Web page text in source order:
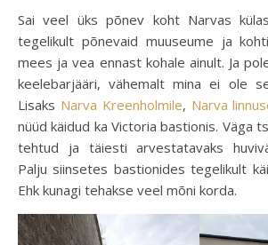
Sai veel üks põnev koht Narvas külastatud. Narvas on
tegelikult põnevaid muuseume ja
mees ja vea ennast kohale ainult. Ja
keelebarjääri, vähemalt mina ei ole
Lisaks Narva Kreenholmile, Narva
nüüd käidud ka Victoria bastionis. Väga
tehtud ja täiesti arvestatavaks
Palju siinsetes bastionides tegelikult
Ehk kunagi tehakse veel mõni korda.